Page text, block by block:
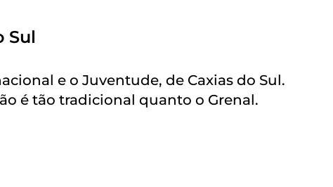
Sul
e o Juventude, de Caxias do Sul.
é tão tradicional quanto o Grenal.